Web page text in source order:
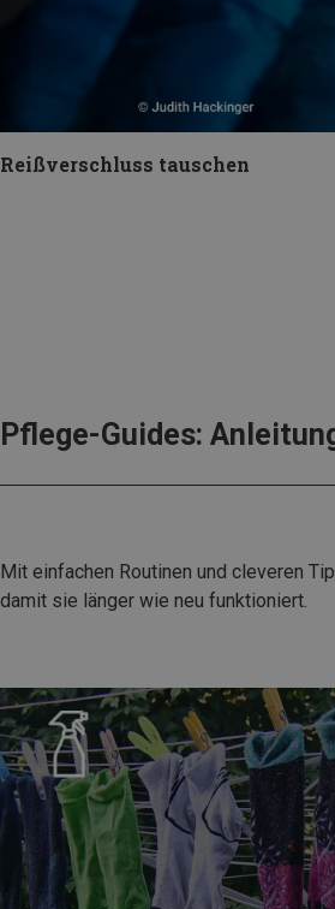
Reißverschluss tauschen
Pflege-Guides:
Mit einfachen Routinen und cleveren
damit sie länger wie neu funktioniert.